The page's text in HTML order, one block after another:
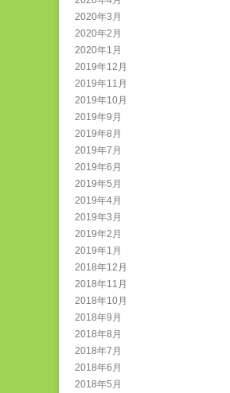
2020年3月
2020年2月
2020年1月
2019年12月
2019年11月
2019年10月
2019年9月
2019年8月
2019年7月
2019年6月
2019年5月
2019年4月
2019年3月
2019年2月
2019年1月
2018年12月
2018年11月
2018年10月
2018年9月
2018年8月
2018年7月
2018年6月
2018年5月